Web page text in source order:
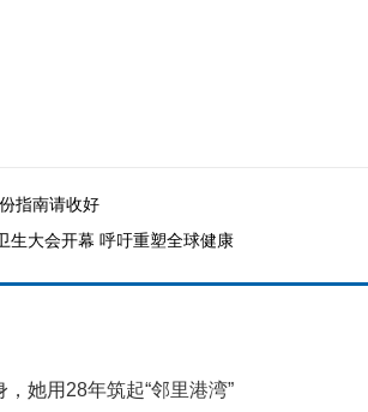
指南请收好
生大会开幕 呼吁重塑全球健康
她用28年筑起“邻里港湾”